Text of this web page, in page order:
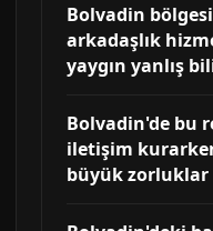
Bolvadin
arkadaşlık
yaygın yanlış
Bolvadin'de bu
iletişim
büyük zorluklar